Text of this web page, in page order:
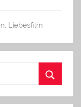
, Liebesfilm